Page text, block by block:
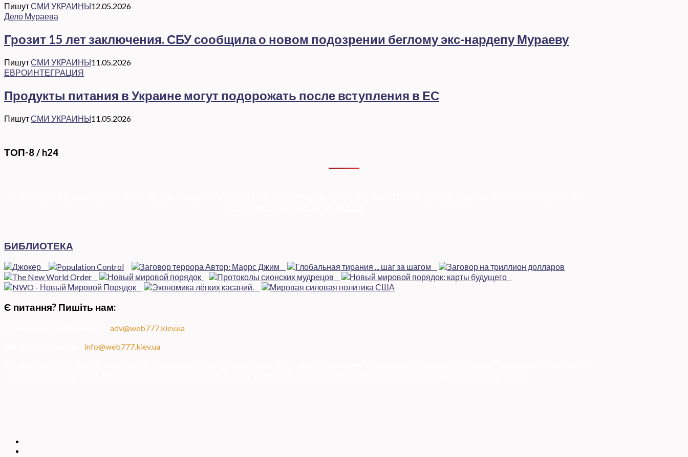
ПишутСМИ УКРАИНЫ12.05.2026
Дело Мураева
Грозит 15 лет заключения. СБУ сообщила о новом подозрении беглому экс-нардепу Мураеву
ПишутСМИ УКРАИНЫ11.05.2026
ЕВРОИНТЕГРАЦИЯ
Продукты питания в Украине могут подорожать после вступления в ЕС
ПишутСМИ УКРАИНЫ11.05.2026
ТОП-8 / h24
БИБЛИОТЕКА
Є питання? Пишіть нам:
adv@web777.kiev.ua
info@web777.kiev.ua